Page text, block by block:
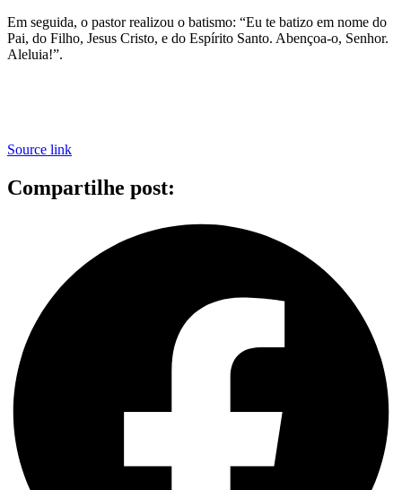
Em seguida, o pastor realizou o batismo: “Eu te batizo em nome do
Pai, do Filho, Jesus Cristo, e do Espírito Santo. Abençoa-o, Senhor.
Aleluia!”.
Source link
Compartilhe post: